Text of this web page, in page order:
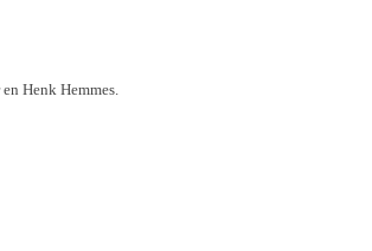
Henk Hemmes.